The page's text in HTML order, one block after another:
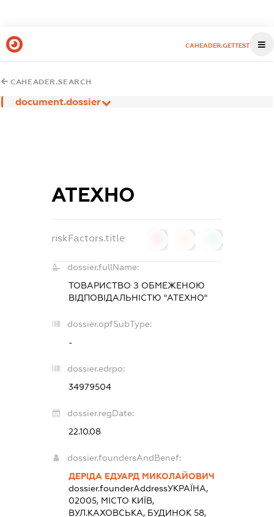
CAHEADER.GETTEST
CAHEADER.SEARCH
document.dossier
АТЕХНО
riskFactors.title
dossier.fullName:
ТОВАРИСТВО З ОБМЕЖЕНОЮ
ВІДПОВІДАЛЬНІСТЮ "АТЕХНО"
dossier.opfSubType:
-
dossier.edrpo:
34979504
dossier.regDate:
22.10.08
dossier.foundersAndBenef:
ДЕРІДА ЕДУАРД МИКОЛАЙОВИЧ
dossier.founderAddressУКРАЇНА,
02005, МІСТО КИЇВ,
ВУЛ.КАХОВСЬКА, БУДИНОК 58,